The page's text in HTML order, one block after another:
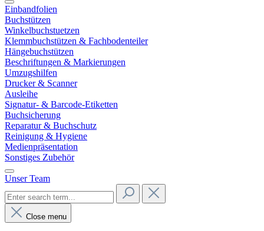
Einbandfolien
Buchstützen
Winkelbuchstuetzen
Klemmbuchstützen & Fachbodenteiler
Hängebuchstützen
Beschriftungen & Markierungen
Umzugshilfen
Drucker & Scanner
Ausleihe
Signatur- & Barcode-Etiketten
Buchsicherung
Reparatur & Buchschutz
Reinigung & Hygiene
Medienpräsentation
Sonstiges Zubehör
Unser Team
Close menu